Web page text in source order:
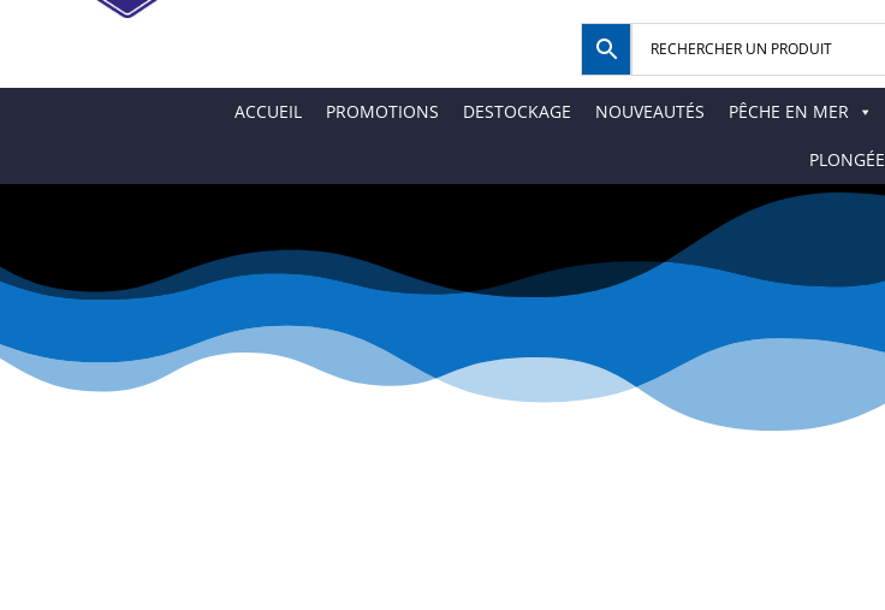
ACCUEIL PROMOTIONS DESTOCKAGE NOUVEAUTÉS PÊCHE EN MER
PLONGÉE